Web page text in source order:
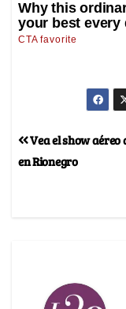
Vea el show aéreo
en Rionegro